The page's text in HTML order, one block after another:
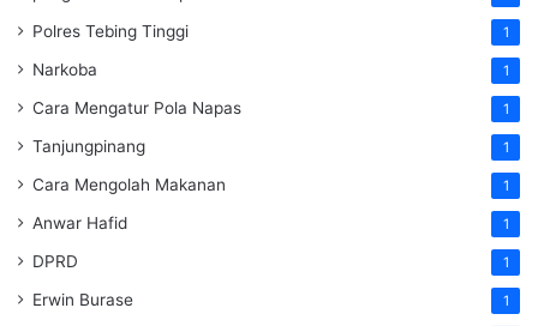
Polres Tebing Tinggi 1
Narkoba 1
Cara Mengatur Pola Napas 1
Tanjungpinang 1
Cara Mengolah Makanan 1
Anwar Hafid 1
DPRD 1
Erwin Burase 1